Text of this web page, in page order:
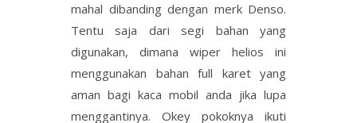
mahal dibanding dengan merk Denso.
Tentu saja dari segi bahan yang
digunakan, dimana wiper helios ini
menggunakan bahan full karet yang
aman bagi kaca mobil anda jika lupa
menggantinya. Okey pokoknya ikuti